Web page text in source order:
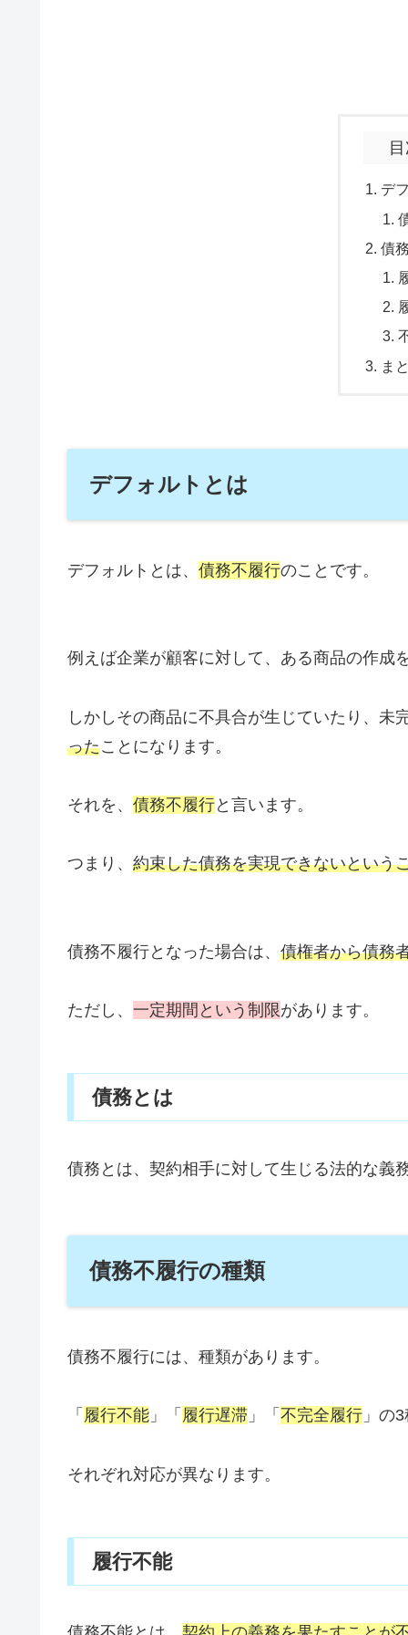
デ
債
ま
デフォルトとは
デフォルトとは、 債務不履行のことです。
例えば企業が顧客に対して、ある商品の作成
しかしその商品に不具合が生じていたり、未
ったことになります。
それを、 債務不履行と言います。
つまり、 約束した債務を実現できないという
債務不履行となった場合は、 債権者から債務
ただし、 一定期間という制限があります。
債務とは
債務とは、契約相手に対して生じる法的な義
債務不履行の種類
債務不履行には、種類があります。
「 履行不能 」「 履行遅滞 」「 不完全履行 」の
それぞれ対応が異なります。
履行不能